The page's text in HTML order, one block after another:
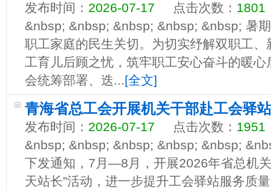
发布时间： 2026-07-17 点击次数： 1801
&nbsp; &nbsp; &nbsp; &nbsp; &nbsp; 暑
职工家庭的民生关切。为切实纾解双职工
工育儿后顾之忧，筑牢职工安心奋斗的暖
会统筹部署、迭...[全文]
青海省总工会开展机关干部赴工会驿
发布时间： 2026-07-17 点击次数： 1951
&nbsp; &nbsp; &nbsp; &nbsp; &nbsp;
下发通知，7月—8月，开展2026年省总机
天站长”活动，进一步提升工会驿站服务质